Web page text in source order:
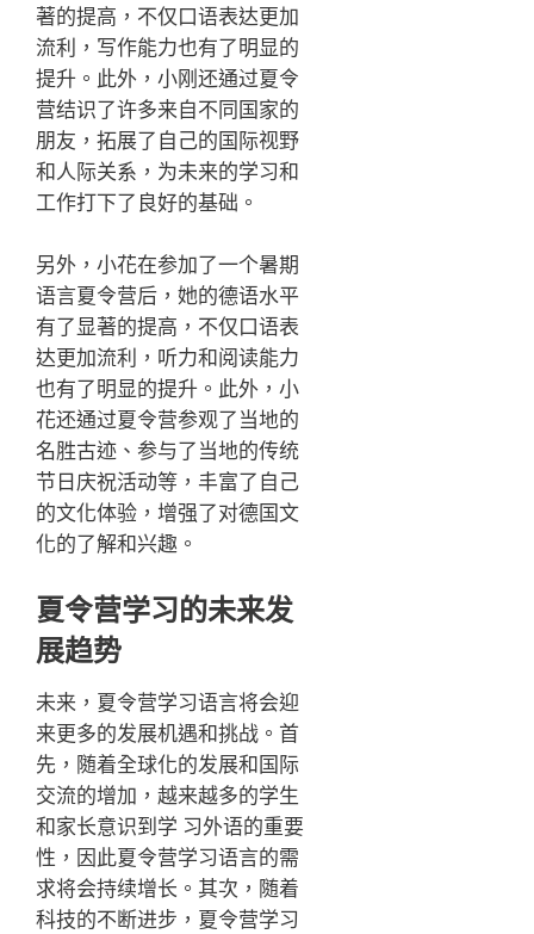
著的提高，不仅口语表达更加
流利，写作能力也有了明显的
提升。此外，小刚还通过夏令
营结识了许多来自不同国家的
朋友，拓展了自己的国际视野
和人际关系，为未来的学习和
工作打下了良好的基础。
另外，小花在参加了一个暑期
语言夏令营后，她的德语水平
有了显著的提高，不仅口语表
达更加流利，听力和阅读能力
也有了明显的提升。此外，小
花还通过夏令营参观了当地的
名胜古迹、参与了当地的传统
节日庆祝活动等，丰富了自己
的文化体验，增强了对德国文
化的了解和兴趣。
夏令营学习的未来发
展趋势
未来，夏令营学习语言将会迎
来更多的发展机遇和挑战。首
先，随着全球化的发展和国际
交流的增加，越来越多的学生
和家长意识到学 习外语的重要
性，因此夏令营学习语言的需
求将会持续增长。其次，随着
科技的不断进步，夏令营学习